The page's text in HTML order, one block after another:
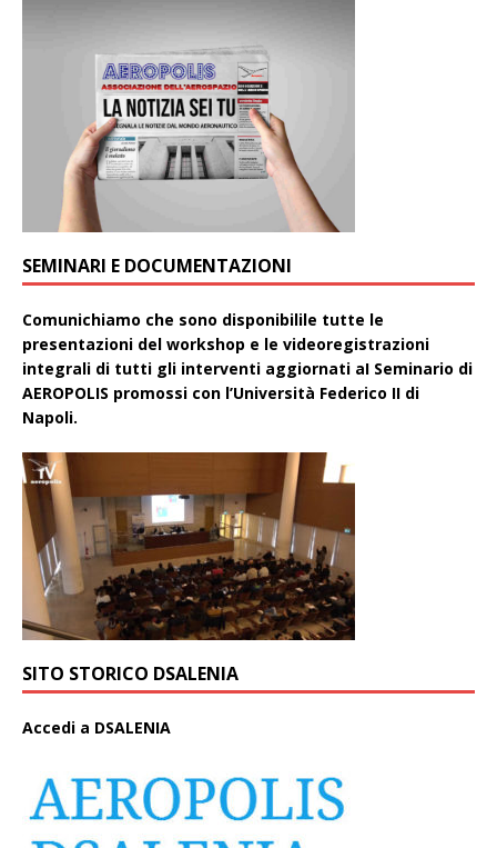
SEMINARI E DOCUMENTAZIONI
Comunichiamo che sono disponibilile tutte le
presentazioni del workshop e le videoregistrazioni
integrali di tutti gli interventi aggiornati aI Seminario di
AEROPOLIS promossi con l’Università Federico II di
Napoli.
SITO STORICO DSALENIA
Accedi a DSALENIA